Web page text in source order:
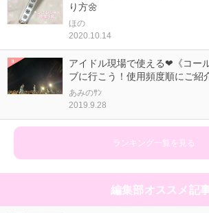
り方🌼
ほの
2020.10.14
アイドル現場で使える❤《コー
ブに行こう！使用頻度順にご紹
あみのｻﾝ
2019.9.28
ランキング一覧を見る
編集部オススメ記